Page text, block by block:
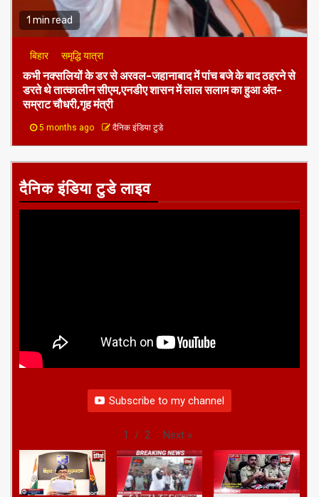
1 min read
बिहार समृद्धि यात्रा
कभी नक्सलियों के डर से अरवल-जहानाबाद में पांच बजे के बाद ठहरने से
डरते थे तात्कालीन सीएम,एनडीए शासन में लाल सलाम का हुआ अंत-
सम्राट चौधरी,गृह मंत्री
5 months ago दैनिक इंडिया टुडे
दैनिक इंडिया टुडे लाइव
Subscribe to my channel
1 / 2 Next »